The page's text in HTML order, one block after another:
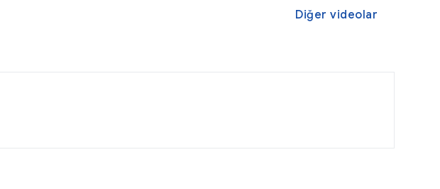
Diğer videolar